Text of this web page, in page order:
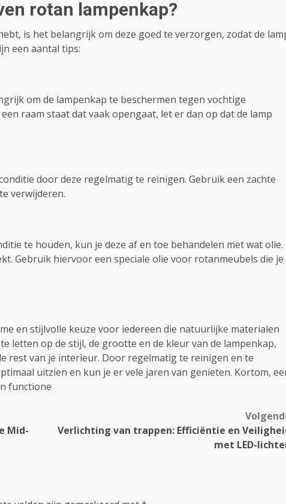
rotan lampenkap?
is het belangrijk om deze goed te verzorgen, zodat de
een aantal tips:
om de lampenkap te beschermen tegen vochtige
raam staat dat vaak opengaat, let er dan op dat de lamp
door deze regelmatig te reinigen. Gebruik een zachte
verwijderen.
te houden, kun je deze af en toe behandelen met wat olie.
Gebruik hiervoor een speciale olie voor rotanmeubels die je
en stijlvolle keuze voor iedereen die natuurlijke materialen
letten op de stijl, de grootte en de kleur van de lampenkap,
rest van je interieur. Door regelmatig te reinigen en te
uitzien en kun je er vele jaren van genieten. Kortom,
functione
Mid-
Verlichting van trappen: Efficiëntie en
met LED-